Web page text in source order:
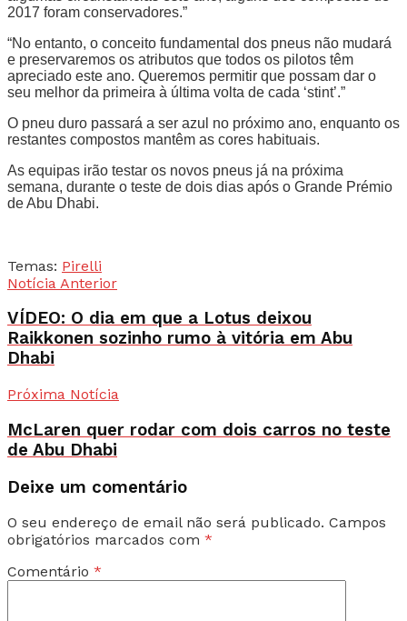
2017 foram conservadores.”
“No entanto, o conceito fundamental dos pneus não mudará
e preservaremos os atributos que todos os pilotos têm
apreciado este ano. Queremos permitir que possam dar o
seu melhor da primeira à última volta de cada ‘stint’.”
O pneu duro passará a ser azul no próximo ano, enquanto os
restantes compostos mantêm as cores habituais.
As equipas irão testar os novos pneus já na próxima
semana, durante o teste de dois dias após o Grande Prémio
de Abu Dhabi.
Temas: Pirelli
Notícia Anterior
VÍDEO: O dia em que a Lotus deixou
Raikkonen sozinho rumo à vitória em Abu
Dhabi
Próxima Notícia
McLaren quer rodar com dois carros no teste
de Abu Dhabi
Deixe um comentário
O seu endereço de email não será publicado. Campos
obrigatórios marcados com *
Comentário *